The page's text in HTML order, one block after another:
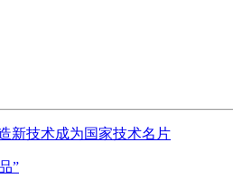
新技术成为国家技术名片
”